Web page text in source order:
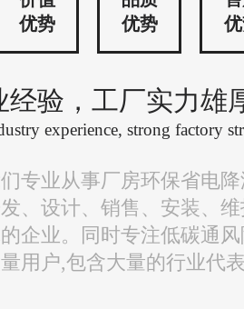
优势
优势
经验，工厂实力雄
experience, strong factory
专业从事厂房环保省电
、设计、销售、安装、
企业。同时专注低碳通
用户,包含大量的行业代